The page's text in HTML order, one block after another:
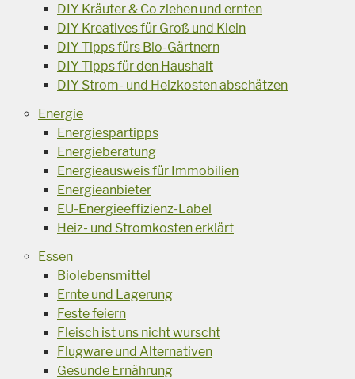
DIY Kräuter & Co ziehen und ernten
DIY Kreatives für Groß und Klein
DIY Tipps fürs Bio-Gärtnern
DIY Tipps für den Haushalt
DIY Strom- und Heizkosten abschätzen
Energie
Energiespartipps
Energieberatung
Energieausweis für Immobilien
Energieanbieter
EU-Energieeffizienz-Label
Heiz- und Stromkosten erklärt
Essen
Biolebensmittel
Ernte und Lagerung
Feste feiern
Fleisch ist uns nicht wurscht
Flugware und Alternativen
Gesunde Ernährung